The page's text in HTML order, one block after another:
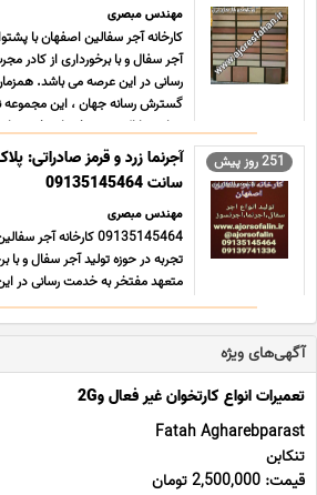
مهندس مبصری
کارخانه آجر سفالین اصفهان با
آجر سفال و با برخورداری از کادر
رسانی در این عرصه می باشد.
گسترش رسانه جهان ، این مجموعه
رسانی و ارائه وسیع خدمات خود ،
251 روز پیش
سانت 09135145464
مهندس مبصری
09135145464 کارخانه
تجربه در حوزه تولید آجر سفال و با
متعهد مفتخر به خدمت رسانی در
رشد روز افزون و رو به گسترش
مجموعه نیز بر آن شد تا در جهت
آگهی‌های ویژه
تعمیرات انواع کارتخوان غیر فعال و2G
Fatah Agharebparast
تنکابن
قیمت: 2,500,000 تومان